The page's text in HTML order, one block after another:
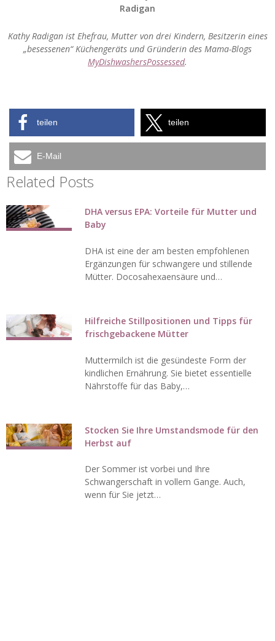
Radigan
Kathy Radigan ist Ehefrau, Mutter von drei Kindern, Besitzerin eines
„besessenen“ Küchengeräts und Gründerin des Mama-Blogs
MyDishwashersPossessed.
teilen teilen
E-Mail
Related Posts
DHA versus EPA: Vorteile für Mutter und
Baby
DHA ist eine der am besten empfohlenen
Ergänzungen für schwangere und stillende
Mütter. Docosahexaensäure und…
Hilfreiche Stillpositionen und Tipps für
frischgebackene Mütter
Muttermilch ist die gesündeste Form der
kindlichen Ernährung. Sie bietet essentielle
Nährstoffe für das Baby,…
Stocken Sie Ihre Umstandsmode für den
Herbst auf
Der Sommer ist vorbei und Ihre
Schwangerschaft in vollem Gange. Auch,
wenn für Sie jetzt…